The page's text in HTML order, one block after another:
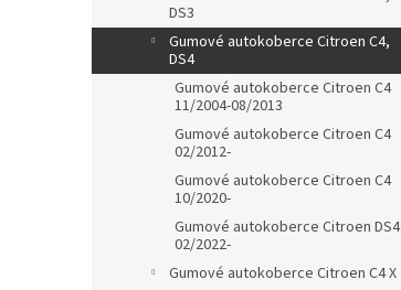
DS3
Gumové autokoberce Citroen C4,
DS4
Gumové autokoberce Citroen C4
11/2004-08/2013
Gumové autokoberce Citroen C4
02/2012-
Gumové autokoberce Citroen C4
10/2020-
Gumové autokoberce Citroen DS4
02/2022-
Gumové autokoberce Citroen C4 X